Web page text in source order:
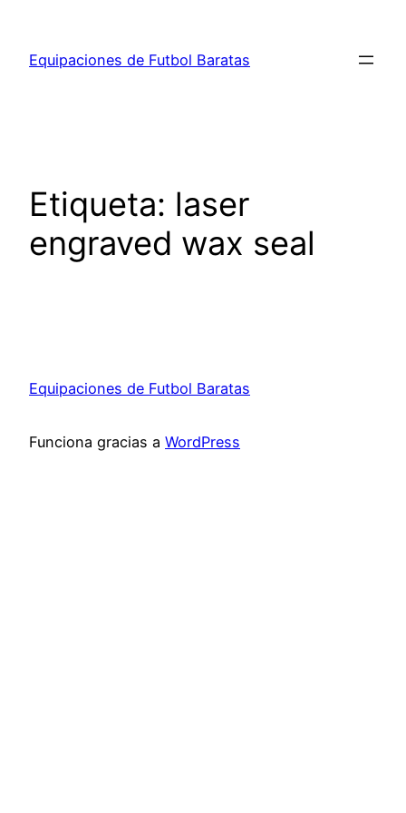
contenido
Equipaciones de Futbol Baratas
Etiqueta: laser
engraved wax seal
Equipaciones de Futbol Baratas
Funciona gracias a WordPress